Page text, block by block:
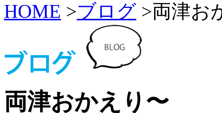
HOME >ブログ >両津お
両津おかえり〜